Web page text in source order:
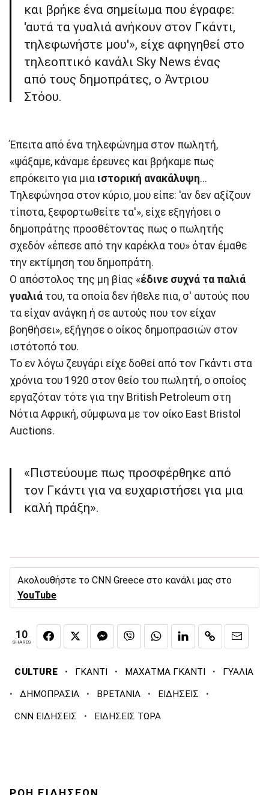
και βρήκε ένα σημείωμα που έγραφε:
'αυτά τα γυαλιά ανήκουν στον Γκάντι,
τηλεφωνήστε μου'», είχε αφηγηθεί στο
τηλεοπτικό κανάλι Sky News ένας
από τους δημοπράτες, ο Άντριου
Στόου.
Έπειτα από ένα τηλεφώνημα στον πωλητή,
«ψάξαμε, κάναμε έρευνες και βρήκαμε πως
επρόκειτο για μια ιστορική ανακάλυψη...
Τηλεφώνησα στον κύριο, μου είπε: 'αν δεν αξίζουν
τίποτα, ξεφορτωθείτε τα'», είχε εξηγήσει ο
δημοπράτης προσθέτοντας πως ο πωλητής
σχεδόν «έπεσε από την καρέκλα του» όταν έμαθε
την εκτίμηση του δημοπράτη.
Ο απόστολος της μη βίας «έδινε συχνά τα παλιά
γυαλιά του, τα οποία δεν ήθελε πια, σ' αυτούς που
τα είχαν ανάγκη ή σε αυτούς που τον είχαν
βοηθήσει», εξήγησε ο οίκος δημοπρασιών στον
ιστότοπό του.
Το εν λόγω ζευγάρι είχε δοθεί από τον Γκάντι στα
χρόνια του 1920 στον θείο του πωλητή, ο οποίος
εργαζόταν τότε για την British Petroleum στη
Νότια Αφρική, σύμφωνα με τον οίκο East Bristol
Auctions.
«Πιστεύουμε πως προσφέρθηκε από
τον Γκάντι για να ευχαριστήσει για μια
καλή πράξη».
Ακολουθήστε το CNN Greece στο κανάλι μας στο
YouTube
10
SHARES
CULTURE · ΓΚΑΝΤΙ · ΜΑΧΑΤΜΑ ΓΚΑΝΤΙ · ΓΥΑΛΙΑ
· ΔΗΜΟΠΡΑΣΙΑ · ΒΡΕΤΑΝΙΑ · ΕΙΔΗΣΕΙΣ ·
CNN ΕΙΔΗΣΕΙΣ · ΕΙΔΗΣΕΙΣ ΤΩΡΑ